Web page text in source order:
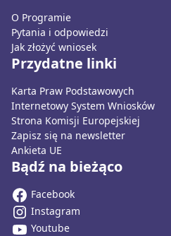
O Programie
Pytania i odpowiedzi
Jak złożyć wniosek
Przydatne linki
Karta Praw Podstawowych
Internetowy System Wniosków
Strona Komisji Europejskiej
Zapisz się na newsletter
Ankieta UE
Bądź na bieżąco
Facebook
Instagram
Youtube